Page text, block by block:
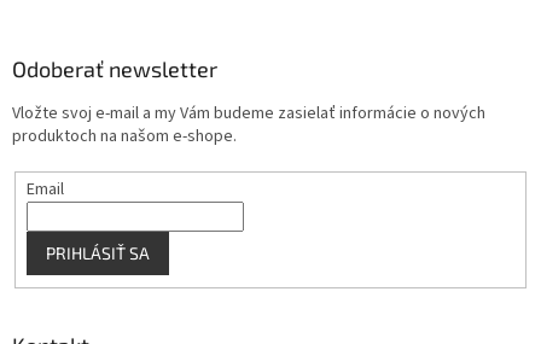
Odoberať newsletter
Vložte svoj e-mail a my Vám budeme zasielať informácie o nových
produktoch na našom e-shope.
Email
PRIHLÁSIŤ SA